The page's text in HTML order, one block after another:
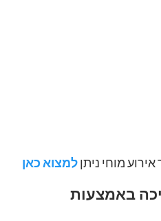
מוחי ניתןלמצוא כאן
באמצעות